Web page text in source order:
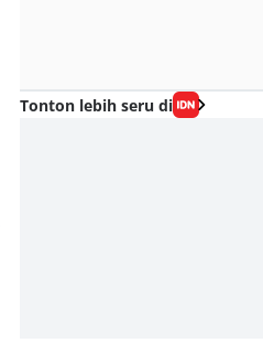
Tonton lebih seru di